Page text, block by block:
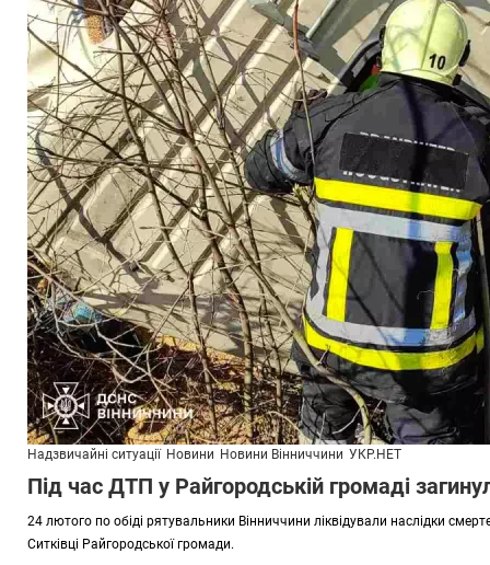
Надзвичайні ситуації Новини Новини Вінниччини УКР.НЕТ
Під час ДТП у Райгородській громаді
24 лютого по обіді рятувальники Вінниччини ліквідували наслідки
Ситківці Райгородської громади.